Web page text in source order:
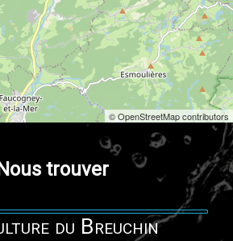
© OpenStreetMap contributors
Nous trouver
du Breuchin